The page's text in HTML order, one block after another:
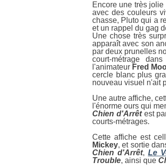
Encore une très
avec des couleurs
chasse, Pluto qui a
et un rappel du gag
Une chose très
apparaît avec son
par deux prunelles
court-métrage
l'animateur Fred
cercle blanc plus
nouveau visuel n'ait
Une autre affiche,
l'énorme ours qui
Chien d'Arrêt est
courts-métrages.
Cette affiche est
Mickey, et sortie
Chien d'Arrêt, Le
Trouble, ainsi que